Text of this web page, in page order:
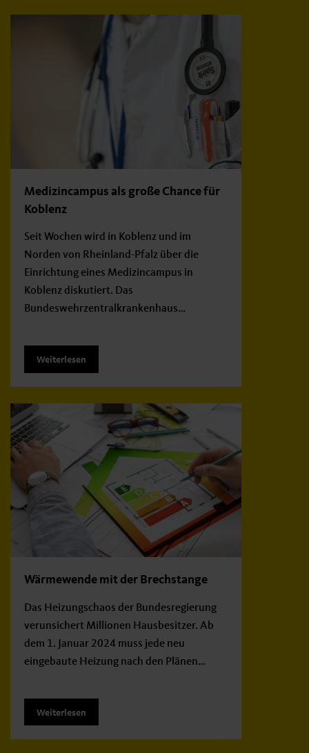
Medizincampus als große Chance für
Koblenz
Seit Wochen wird in Koblenz und im
Norden von Rheinland-Pfalz über die
Einrichtung eines Medizincampus in
Koblenz diskutiert. Das
Bundeswehrzentralkrankenhaus…
Weiterlesen
Wärmewende mit der Brechstange
Das Heizungschaos der Bundesregierung
verunsichert Millionen Hausbesitzer. Ab
dem 1. Januar 2024 muss jede neu
eingebaute Heizung nach den Plänen…
Weiterlesen